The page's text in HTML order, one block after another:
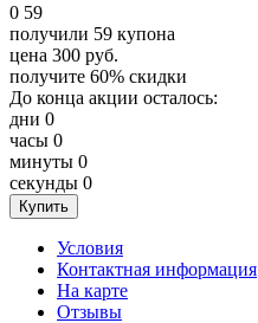
0 59
получили 59 купона
цена 300 руб.
получите 60% скидки
До конца акции осталось:
дни 0
часы 0
минуты 0
секунды 0
Условия
Контактная информация
На карте
Отзывы